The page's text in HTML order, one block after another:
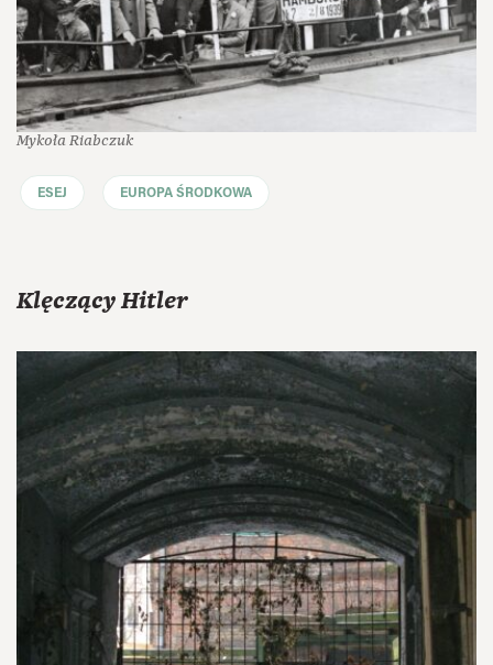
Mykoła Riabczuk
ESEJ EUROPA ŚRODKOWA
Klęczący Hitler